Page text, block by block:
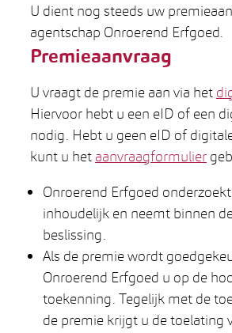
U dient nog steeds uw
agentschap Onroerend Erfgoed.
Premieaanvraag
U vraagt de premie aan via het
Hiervoor hebt u een eID of een
nodig. Hebt u geen eID of
kunt u het aanvraagformulier
Onroerend Erfgoed
inhoudelijk en neemt binnen
beslissing.
Als de premie wordt
Onroerend Erfgoed u op de
toekenning. Tegelijk met de
de premie krijgt u de toelating